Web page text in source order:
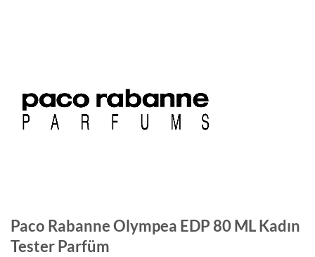
Paco Rabanne Olympea EDP 80 ML Kadın
Tester Parfüm